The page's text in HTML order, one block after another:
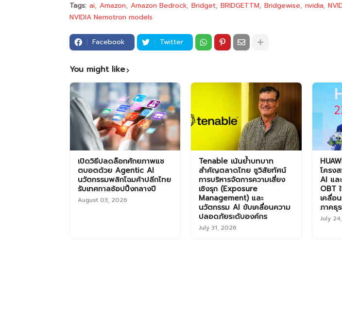
Tags: ai Amazon Amazon Bedrock Bridget BRIDGETTM Bridgewise nvidia
NVIDIA Nemotron models
Facebook Twitter
You might like
เปิดวิธีปลดล็อกศักยภาพแช
ตบอตด้วย Agentic AI
นวัตกรรมพลิกโฉมค้าปลีกไทย
รับเทศกาลช้อปปิ้งกลางปี
August 03, 2026
Tenable เน้นย้ำบทบาท
สำคัญตลาดไทย ชูวิสัยทัศน์
การบริหารจัดการความเสี่ยง
เชิงรุก (Exposure
Management) และ
นวัตกรรม AI ขับเคลื่อนความ
ปลอดภัยระดับองค์กร
July 31, 2026
โครง
AI แล
OBT
เคลื่อ
ภาคธุ
July